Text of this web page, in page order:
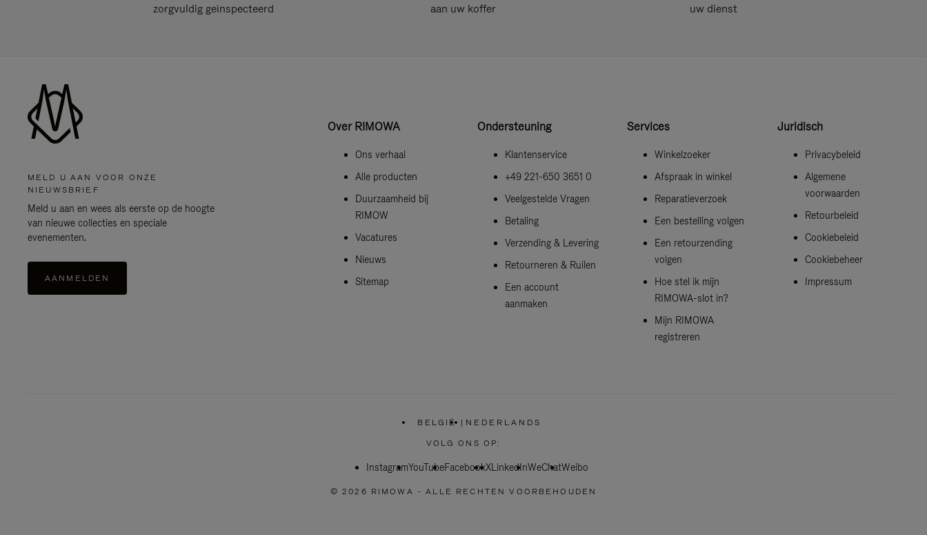
zorgvuldig geïnspecteerd
aan uw koffer
uw dienst
MELD U AAN VOOR ONZE
NIEUWSBRIEF
Meld u aan en wees als eerste op de hoogte
van nieuwe collecties en speciale
evenementen.
AANMELDEN
Over RIMOWA
Ons verhaal
Alle producten
Duurzaamheid bij
RIMOW
Vacatures
Nieuws
Sitemap
Ondersteuning
Klantenservice
+49 221-650 3651 0
Veelgestelde Vragen
Betaling
Verzending & Levering
Retourneren & Ruilen
Een account
aanmaken
Services
Winkelzoeker
Afspraak in winkel
Reparatieverzoek
Een bestelling volgen
Een retourzending
volgen
Hoe stel ik mijn
RIMOWA-slot in?
Mijn RIMOWA
registreren
Juridisch
Privacybeleid
Algemene
voorwaarden
Retourbeleid
Cookiebeleid
Cookiebeheer
Impressum
BELGIË
SELECTEER
UW
| NEDERLANDS
VOLG ONS OP:
InstagramYouTubeFacebookXLinkedInWeChatWeibo
© 2026 RIMOWA - ALLE RECHTEN VOORBEHOUDEN